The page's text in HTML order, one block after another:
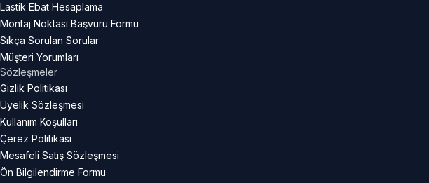
Lastik Ebat Hesaplama
Montaj Noktası Başvuru Formu
Sıkça Sorulan Sorular
Müşteri Yorumları
Sözleşmeler
Gizlik Politikası
Üyelik Sözleşmesi
Kullanım Koşulları
Çerez Politikası
Mesafeli Satış Sözleşmesi
Ön Bilgilendirme Formu